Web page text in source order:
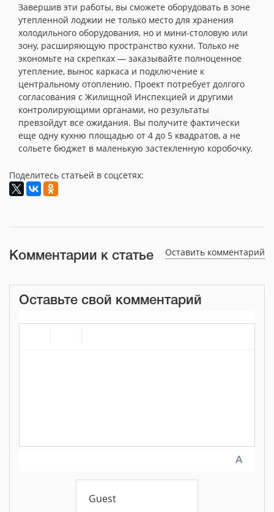
Завершив эти работы, вы сможете оборудовать в зоне
утепленной лоджии не только место для хранения
холодильного оборудования, но и мини-столовую или
зону, расширяющую пространство кухни. Только не
экономьте на скрепках — заказывайте полноценное
утепление, вынос каркаса и подключение к
центральному отоплению. Проект потребует долгого
согласования с Жилищной Инспекцией и другими
контролирующими органами, но результаты
превзойдут все ожидания. Вы получите фактически
еще одну кухню площадью от 4 до 5 квадратов, а не
сольете бюджет в маленькую застекленную коробочку.
Поделитесь статьей в соцсетях:
Комментарии к статье Оставить комментарий
Оставьте свой комментарий